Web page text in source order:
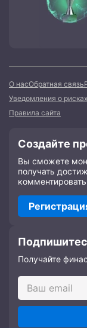
О насОбратная связь
Уведомления о рисках
Правила сайта
Создайте
Вы сможете
получать
Получайте